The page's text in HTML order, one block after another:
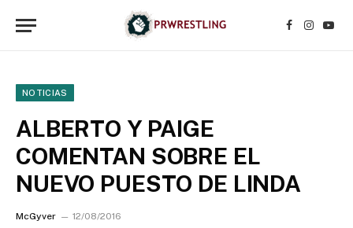
Facebook
NOTICIAS
ALBERTO Y PAIGE
COMENTAN SOBRE EL
NUEVO PUESTO DE LINDA
McGyver 12/08/2016